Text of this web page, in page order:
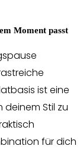
Moment passt
ist eine
Stil zu
für dich